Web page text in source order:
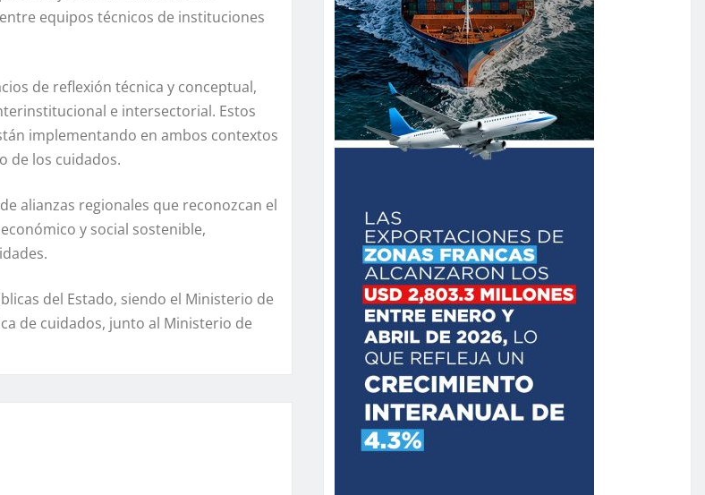
equipos técnicos de instituciones
de reflexión técnica y conceptual,
e intersectorial. Estos
implementando en ambos contextos
de los cuidados.
alianzas regionales que reconozcan el
y social sostenible,
del Estado, siendo el Ministerio de
de cuidados, junto al Ministerio de